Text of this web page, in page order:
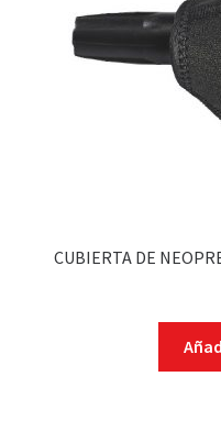
CUBIERTA DE